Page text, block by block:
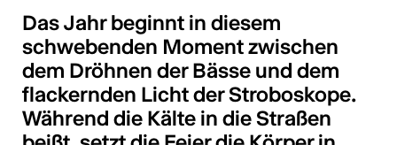
Das Jahr beginnt in diesem
schwebenden Moment zwischen
dem Dröhnen der Bässe und dem
flackernden Licht der Stroboskope.
Während die Kälte in die Straßen